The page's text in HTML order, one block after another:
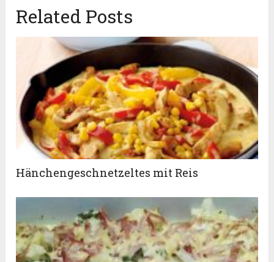
Related Posts
Hänchengeschnetzeltes mit Reis